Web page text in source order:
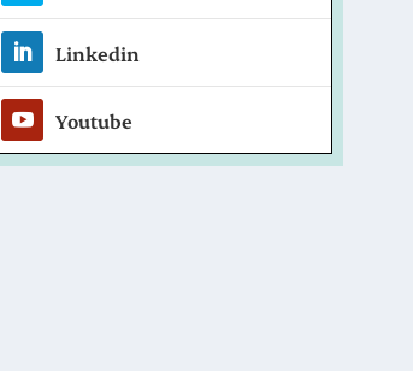
Linkedin
Youtube